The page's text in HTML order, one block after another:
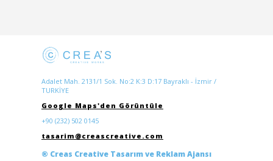
Adalet Mah. 2131/1 Sok. No:2 K:3 D:17 Bayraklı - İzmir /
TURKİYE
Google Maps'den Görüntüle
+90 (232) 502 0145
tasarim@creascreative.com
® Creas Creative Tasarım ve Reklam Ajansı